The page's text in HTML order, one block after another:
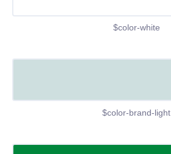
$color-white
$color-brand-light